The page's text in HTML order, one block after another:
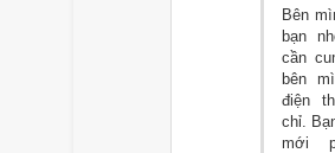
Bên
bạn
cần
bên
điện
chỉ.
mới